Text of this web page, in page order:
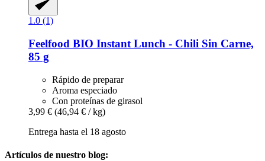
1.0 (1)
Feelfood BIO Instant Lunch -​ Chili Sin Carne,
85 g
Rápido de preparar
Aroma especiado
Con proteínas de girasol
3,99 € (46,94 € / kg)
Entrega hasta el 18 agosto
Artículos de nuestro blog: